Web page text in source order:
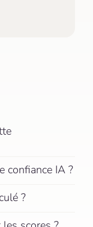
confiance IA ?
?